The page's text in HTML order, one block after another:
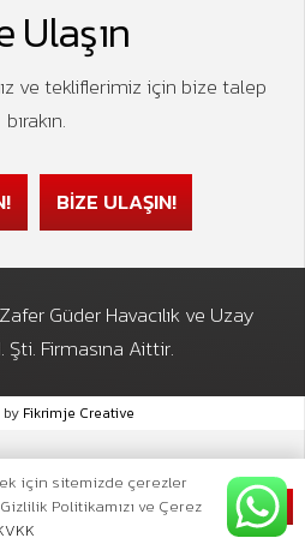
Ulaşın
ve tekliflerimiz için bize talep
bırakın.
BİZE ULAŞIN!
Güder Havacılık ve Uzay
Şti. Firmasına Aittir.
by Fikrimje Creative
için sitemizde çerezler
Politikamızı ve Çerez
Ok